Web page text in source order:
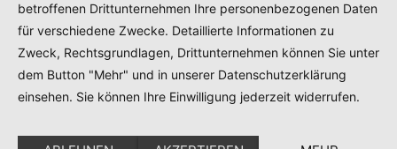
betroffenen Drittunternehmen Ihre personenbezogenen Daten
für verschiedene Zwecke. Detaillierte Informationen zu
Zweck, Rechtsgrundlagen, Drittunternehmen können Sie unter
dem Button "Mehr" und in unserer Datenschutzerklärung
einsehen. Sie können Ihre Einwilligung jederzeit widerrufen.